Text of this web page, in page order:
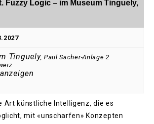
Fuzzy Logic – im Museum Tinguely,
Tinguely, Paul Sacher-Anlage 2
Art künstliche Intelligenz, die es
mit «unscharfen» Konzepten